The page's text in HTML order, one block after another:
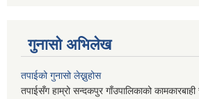
गुनासो अभिलेख
तपाईको गुनासो लेख्नुहोस
तपाईसँग हाम्रो सन्दकपुर गाँउपालिकाको